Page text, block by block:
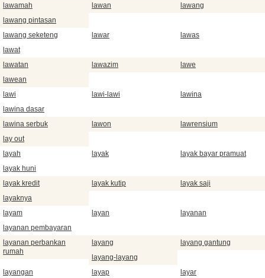
lawamah
lawan
lawang
lawang pintasan
lawang seketeng
lawar
lawas
lawat
lawatan
lawazim
lawe
lawean
lawi
lawi-lawi
lawina
lawina dasar
lawina serbuk
lawon
lawrensium
lay out
layah
layak
layak bayar pramuat
layak huni
layak kredit
layak kutip
layak saji
layaknya
layam
layan
layanan
layanan pembayaran
layanan perbankan
rumah
layang
layang gantung
layang-layang
layangan
layap
layar